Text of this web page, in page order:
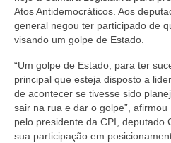
Atos Antidemocráticos. Aos
general negou ter participado de
visando um golpe de Estado.
“Um golpe de Estado, para ter
principal que esteja disposto a
de acontecer se tivesse sido
sair na rua e dar o golpe”,
pelo presidente da CPI, deputado
sua participação em